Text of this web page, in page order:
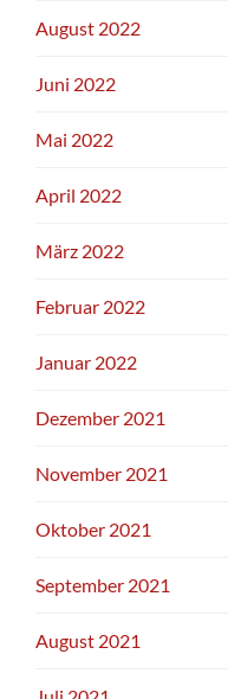
August 2022
Juni 2022
Mai 2022
April 2022
März 2022
Februar 2022
Januar 2022
Dezember 2021
November 2021
Oktober 2021
September 2021
August 2021